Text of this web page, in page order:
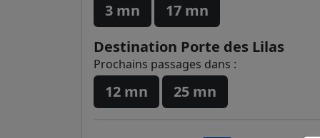
3 mn
17 mn
Destination Porte des Lilas
Prochains passages dans :
12 mn 25 mn